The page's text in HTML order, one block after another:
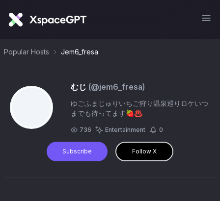
Popular Hosts Jem6_fresa
むじ (@jem6_fresa)
ゆごふまじゅりいちご狩り温泉巡りロケいつ
までも待ってます🍓♨️
736 Entertainment 0
Subscribe Follow X